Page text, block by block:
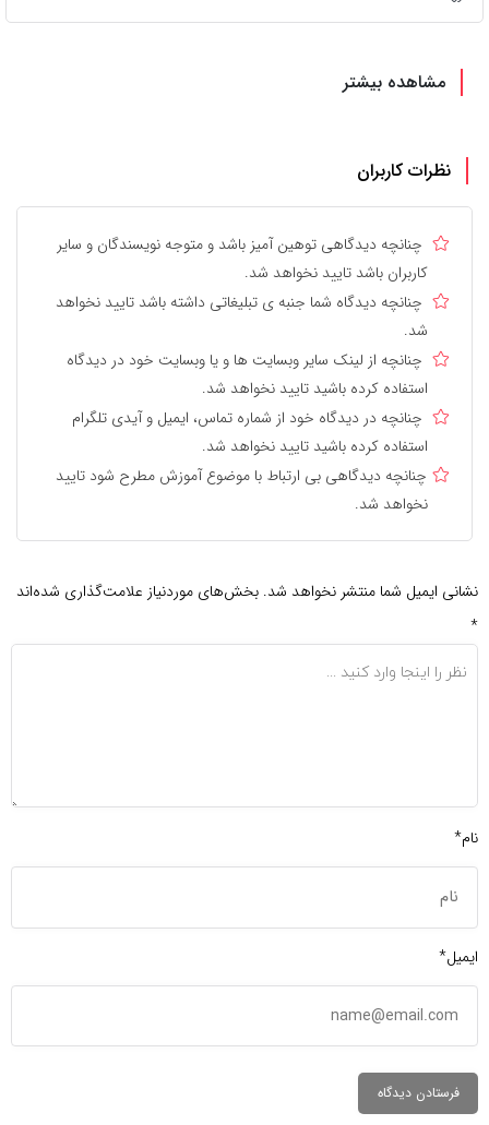
مشاهده بیشتر
نظرات کاربران
چنانچه دیدگاهی توهین آمیز باشد و متوجه نویسندگان و سایر
کاربران باشد تایید نخواهد شد.
چنانچه دیدگاه شما جنبه ی تبلیغاتی داشته باشد تایید نخواهد
شد.
چنانچه از لینک سایر وبسایت ها و یا وبسایت خود در دیدگاه
استفاده کرده باشید تایید نخواهد شد.
چنانچه در دیدگاه خود از شماره تماس، ایمیل و آیدی تلگرام
استفاده کرده باشید تایید نخواهد شد.
چنانچه دیدگاهی بی ارتباط با موضوع آموزش مطرح شود تایید
نخواهد شد.
نشانی ایمیل شما منتشر نخواهد شد. بخش‌های موردنیاز علامت‌گذاری شده‌اند
*
نام*
ایمیل*